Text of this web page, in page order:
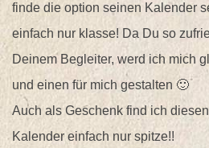
finde die option seinen Kalender
einfach nur klasse! Da Du so
Deinem Begleiter, werd ich mich
und einen für mich gestalten 🙂
Auch als Geschenk find ich
Kalender einfach nur spitze!!